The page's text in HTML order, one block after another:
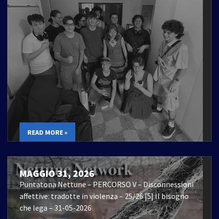
READ MORE »
MAGGIO 31, 2026
Puntatona Nettune – PERCORSO V – Disconnessioni
affettive: tradotte in violenza – 25/26 |5| Il bisogno
che lega – 31-05-2026